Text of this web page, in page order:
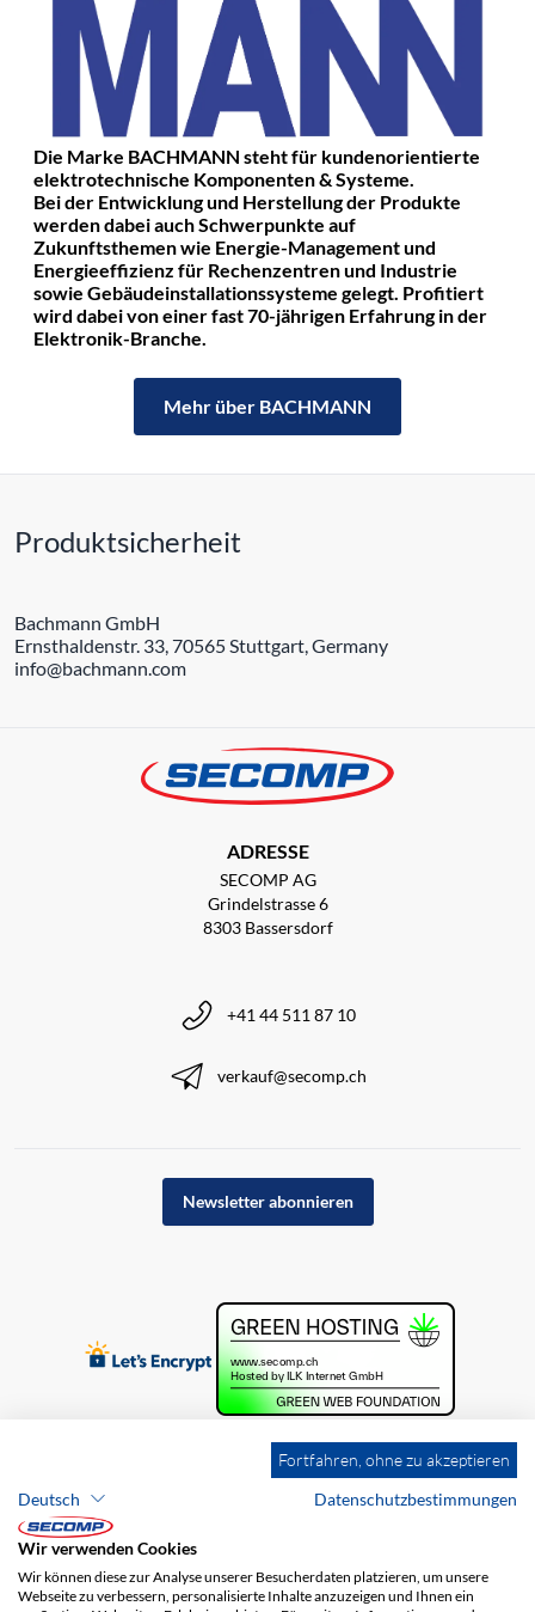
Die Marke BACHMANN steht für kundenorientierte
elektrotechnische Komponenten & Systeme.
Bei der Entwicklung und Herstellung der Produkte
werden dabei auch Schwerpunkte auf
Zukunftsthemen wie Energie-Management und
Energieeffizienz für Rechenzentren und Industrie
sowie Gebäudeinstallationssysteme gelegt. Profitiert
wird dabei von einer fast 70-jährigen Erfahrung in der
Elektronik-Branche.
Mehr über BACHMANN
Produktsicherheit
Bachmann GmbH
Ernsthaldenstr. 33, 70565 Stuttgart, Germany
info@bachmann.com
ADRESSE
SECOMP AG
Grindelstrasse 6
8303 Bassersdorf
+41 44 511 87 10
verkauf@secomp.ch
Newsletter abonnieren
Fortfahren, ohne zu akzeptieren
Deutsch
Datenschutzbestimmungen
Wir verwenden Cookies
Wir können diese zur Analyse unserer Besucherdaten platzieren, um unsere
Webseite zu verbessern, personalisierte Inhalte anzuzeigen und Ihnen ein